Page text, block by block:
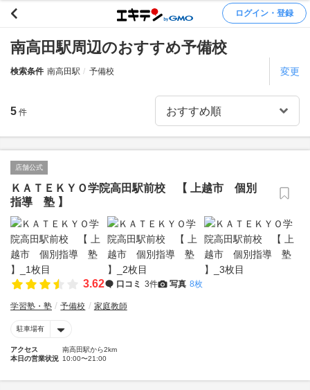
ログイン・登録
南高田駅周辺のおすすめ予備校
検索条件 南高田駅 予備校 変更
5 件
店舗公式
ＫＡＴＥＫＹＯ学院高田駅前校 【 上越市 個別
指導 塾 】
3.62 口コミ 3件 写真 8枚
学習塾・塾 予備校 家庭教師
駐車場有
アクセス
南高田駅から2km
本日の営業状況 10:00〜21:00